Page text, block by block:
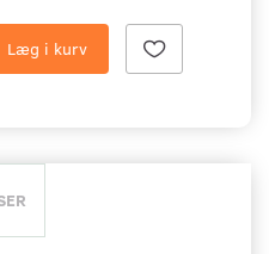
Læg i kurv